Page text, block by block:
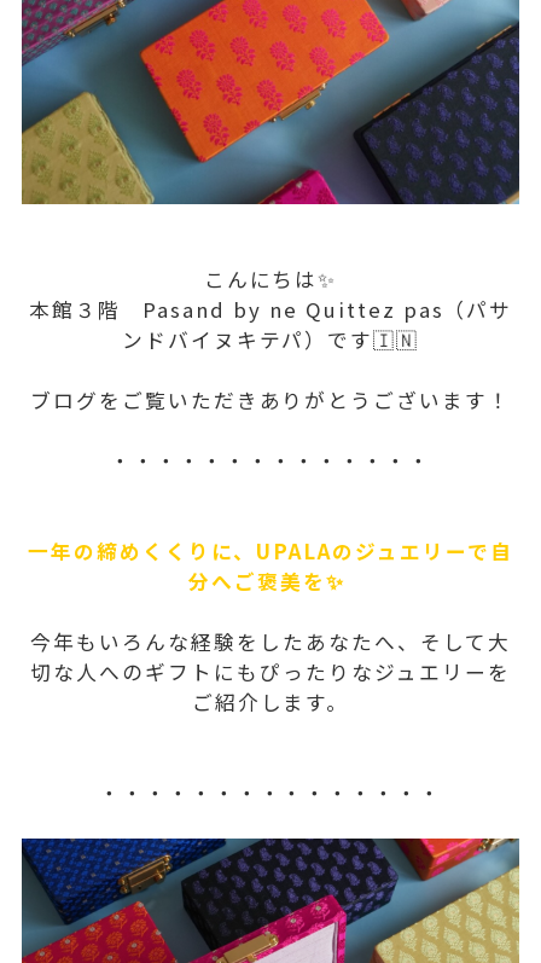
こんにちは✨
本館３階 Pasand by ne Quittez pas（パサ
ンドバイヌキテパ）です🇮🇳
ブログをご覧いただきありがとうございます！
・・・・・・・・・・・・・・
一年の締めくくりに、UPALAのジュエリーで自
分へご褒美を✨
今年もいろんな経験をしたあなたへ、そして大
切な人へのギフトにもぴったりなジュエリーを
ご紹介します。
・・・・・・・・・・・・・・・